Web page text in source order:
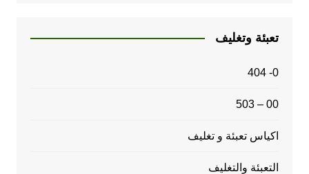
تعبئة وتغليف
0- 404
00 – 503
اكياس تعبئة و تغليف
التعبئة والتغليف